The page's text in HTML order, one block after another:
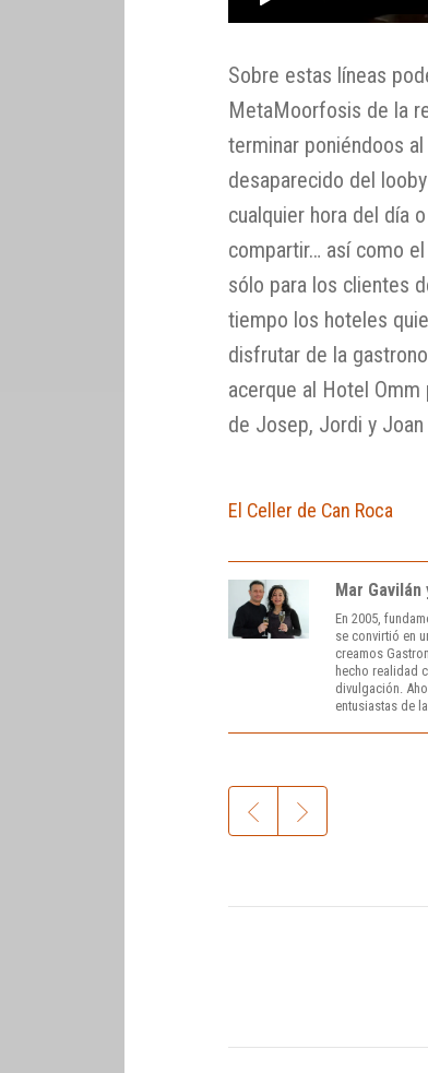
Sobre estas líneas
MetaMoorfosis de la
terminar poniéndoos
desaparecido del
cualquier hora del día
compartir… así como
sólo para los clientes
tiempo los hoteles
disfrutar de la
acerque al Hotel
de Josep, Jordi y
El Celler de Can Roca
Mar
En 2005,
se convirtió en
creamos
hecho realidad
divulgación.
entusiastas de